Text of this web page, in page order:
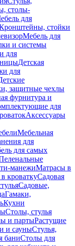
столы-
для
стойки
Мебель для
и системы
для
Детская
для
защитные чехлы
фурнитура и
для
Аксессуары
Мебельная
для
для самых
манежиМатрасы в
кроваткуСадовая
Садовые,
Гамаки,
Кухни
Столы, стулья
и партыРастущие
и сауныСтулья,
баниСтолы для